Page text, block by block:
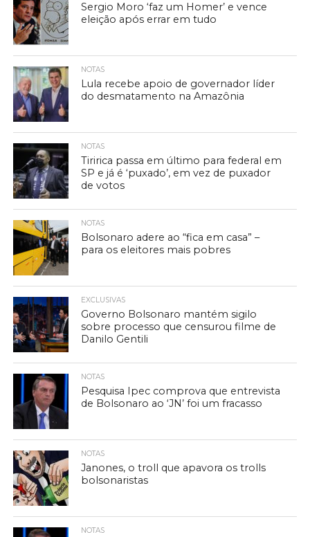
Sergio Moro ‘faz um Homer’ e vence
eleição após errar em tudo
NOTAS
Lula recebe apoio de governador líder
do desmatamento na Amazônia
NOTAS
Tiririca passa em último para federal em
SP e já é ‘puxado’, em vez de puxador
de votos
NOTAS
Bolsonaro adere ao “fica em casa” –
para os eleitores mais pobres
EXCLUSIVAS
Governo Bolsonaro mantém sigilo
sobre processo que censurou filme de
Danilo Gentili
NOTAS
Pesquisa Ipec comprova que entrevista
de Bolsonaro ao ‘JN’ foi um fracasso
NOTAS
Janones, o troll que apavora os trolls
bolsonaristas
NOTAS